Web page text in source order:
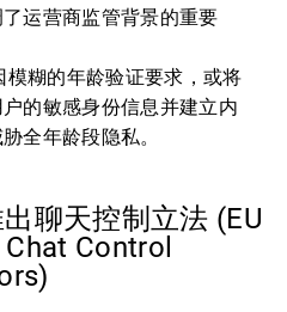
运营商监管背景的重要
模糊的年龄验证要求，或将
的敏感身份信息并建立内
全年龄段隐私。
聊天控制立法 (EU
Control